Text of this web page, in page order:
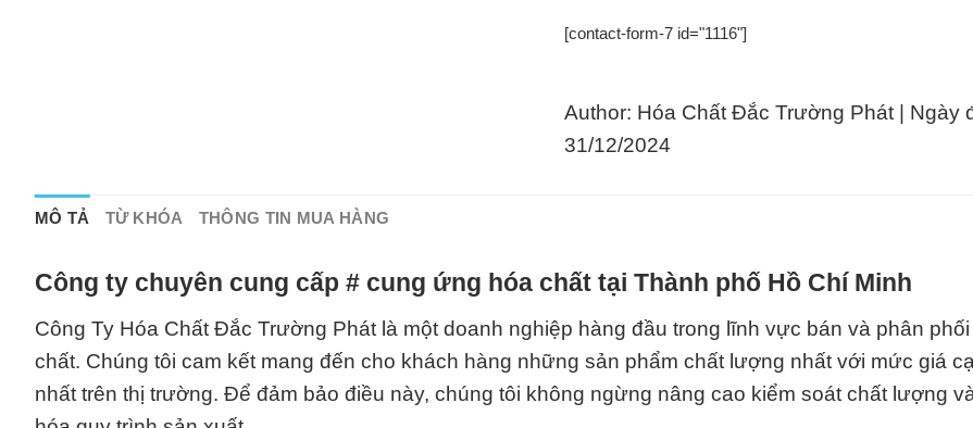
[contact-form-7 id="1116"]
Author: Hóa Chất Đắc Trường Phát | Ngày
31/12/2024
MÔ TẢ TỪ KHÓA THÔNG TIN MUA HÀNG
Công ty chuyên cung cấp # cung ứng hóa chất tại Thành phố Hồ Chí Minh
Công Ty Hóa Chất Đắc Trường Phát là một doanh nghiệp hàng đầu trong lĩnh vực bán và phân
chất. Chúng tôi cam kết mang đến cho khách hàng những sản phẩm chất lượng nhất với mức giá
nhất trên thị trường. Để đảm bảo điều này, chúng tôi không ngừng nâng cao kiểm soát chất lượng